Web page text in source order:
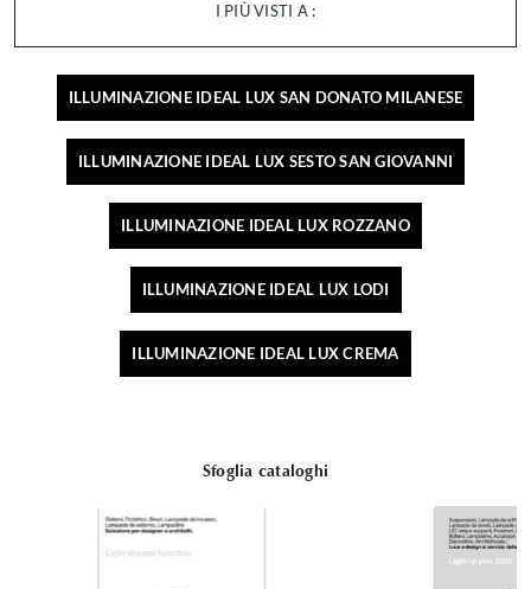
I PIÙ VISTI A :
ILLUMINAZIONE IDEAL LUX SAN DONATO MILANESE
ILLUMINAZIONE IDEAL LUX SESTO SAN GIOVANNI
ILLUMINAZIONE IDEAL LUX ROZZANO
ILLUMINAZIONE IDEAL LUX LODI
ILLUMINAZIONE IDEAL LUX CREMA
Sfoglia cataloghi